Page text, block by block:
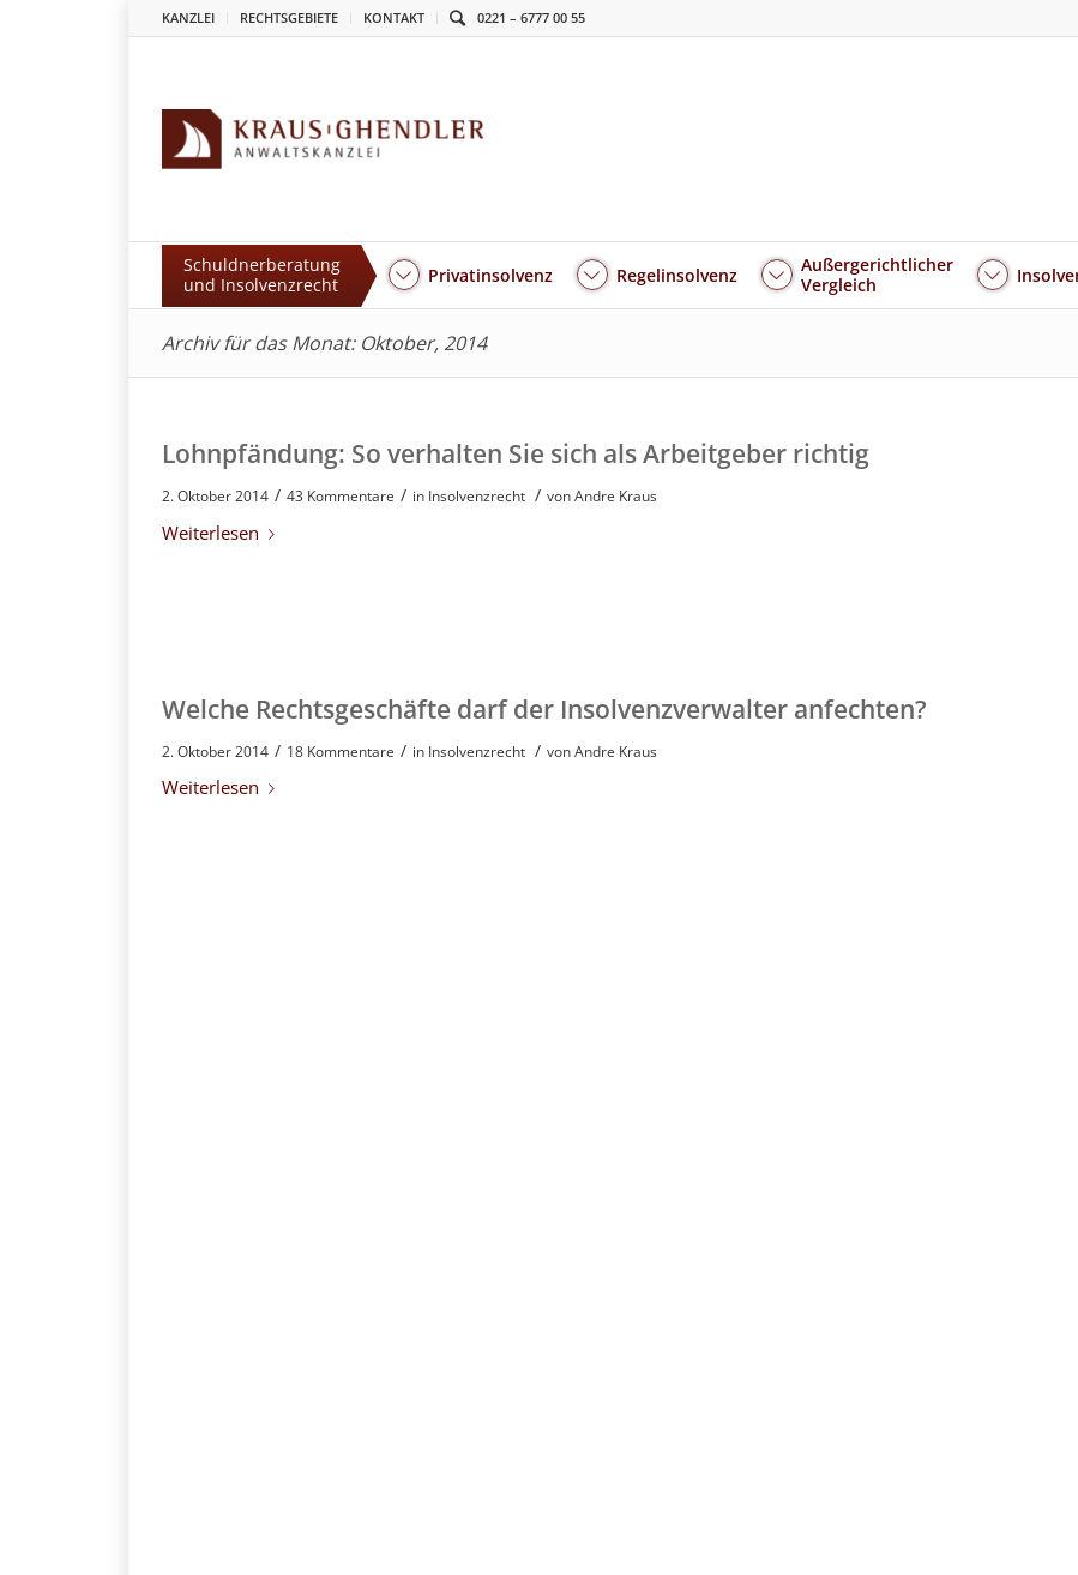
KANZLEI RECHTSGEBIETE KONTAKT 0221 – 6777 00 55
Schuldnerberatung
und Insolvenzrecht
Privatinsolvenz Regelinsolvenz
Außergerichtlicher
Vergleich
Archiv für das Monat: Oktober, 2014
Lohnpfändung: So verhalten Sie sich als Arbeitgeber richtig
2. Oktober 2014 / 43 Kommentare / in Insolvenzrecht / vonAndre Kraus
Weiterlesen
Welche Rechtsgeschäfte darf der Insolvenzverwalter anfechten?
2. Oktober 2014 / 18 Kommentare / in Insolvenzrecht / vonAndre Kraus
Weiterlesen